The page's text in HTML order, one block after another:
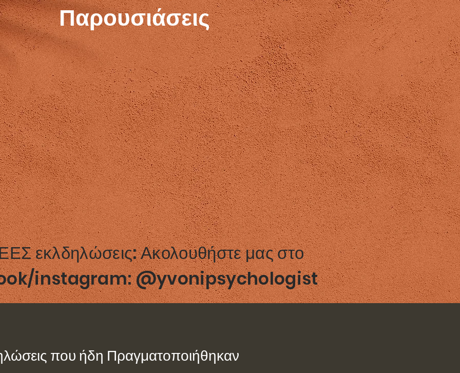
Παρουσιάσεις
εκλδηλώσεις: Ακολουθήστε μας στο
instagram: @yvonipsychologist
που ήδη Πραγματοποιήθηκαν